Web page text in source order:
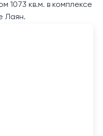
1073 кв.м. в комплексе
Лаян.